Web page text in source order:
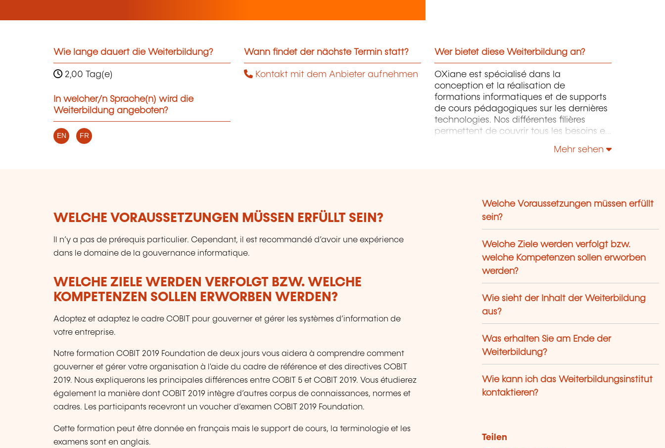
Wie lange dauert die Weiterbildung?
2,00 Tag(e)
In welcher/n Sprache(n) wird die
Weiterbildung angeboten?
EN FR
Wann findet der nächste Termin statt?
Kontakt mit dem Anbieter aufnehmen
Wer bietet diese Weiterbildung an?
OXiane est spécialisé dans la
conception et la réalisation de
formations informatiques et de supports
de cours pédagogiques sur les dernières
technologies. Nos différentes filières
permettent de couvrir tous les besoins en
mais également "Utilisateurs" et "Soft
Mehr sehen
WELCHE VORAUSSETZUNGEN MÜSSEN ERFÜLLT SEIN?
Il n’y a pas de prérequis particulier. Cependant, il est recommandé d’avoir une expérience
dans le domaine de la gouvernance informatique.
WELCHE ZIELE WERDEN VERFOLGT BZW. WELCHE
KOMPETENZEN SOLLEN ERWORBEN WERDEN?
Adoptez et adaptez le cadre COBIT pour gouverner et gérer les systèmes d’information de
votre entreprise.
Notre formation COBIT 2019 Foundation de deux jours vous aidera à comprendre comment
gouverner et gérer votre organisation à l'aide du cadre de référence et des directives COBIT
2019. Nous expliquerons les principales différences entre COBIT 5 et COBIT 2019. Vous étudierez
également la manière dont COBIT 2019 intègre d’autres corpus de connaissances, normes et
cadres. Les participants recevront un voucher d’examen COBIT 2019 Foundation.
Cette formation peut être donnée en français mais le support de cours, la terminologie et les
examens sont en anglais.
Welche Voraussetzungen müssen erfüllt
sein?
Welche Ziele werden verfolgt bzw.
welche Kompetenzen sollen erworben
werden?
Wie sieht der Inhalt der Weiterbildung
aus?
Was erhalten Sie am Ende der
Weiterbildung?
Wie kann ich das Weiterbildungsinstitut
kontaktieren?
Teilen